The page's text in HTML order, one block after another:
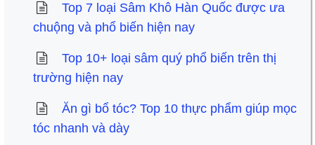
Top 7 loại Sâm Khô Hàn Quốc được ưa
chuộng và phổ biến hiện nay
Top 10+ loại sâm quý phổ biến trên thị
trường hiện nay
Ăn gì bổ tóc? Top 10 thực phẩm giúp mọc
tóc nhanh và dày